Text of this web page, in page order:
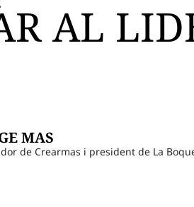
AL
MAS
de Crearmas i president de La